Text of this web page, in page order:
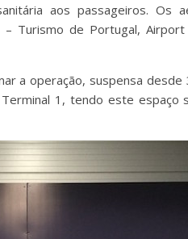
aos passageiros. Os
Turismo de Portugal, Airport
a operação, suspensa desde
1, tendo este espaço